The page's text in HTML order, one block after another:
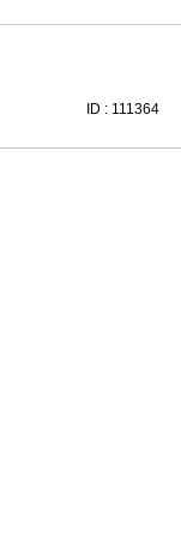
ID : 111364